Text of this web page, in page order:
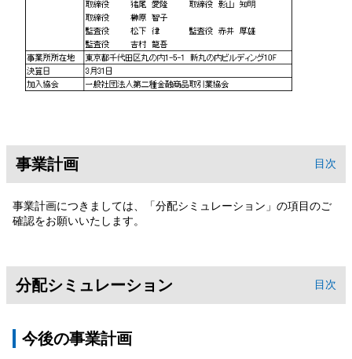
事業計画 目次
事業計画につきましては、「分配シミュレーション」の項目のご
確認をお願いいたします。
分配シミュレーション 目次
今後の事業計画